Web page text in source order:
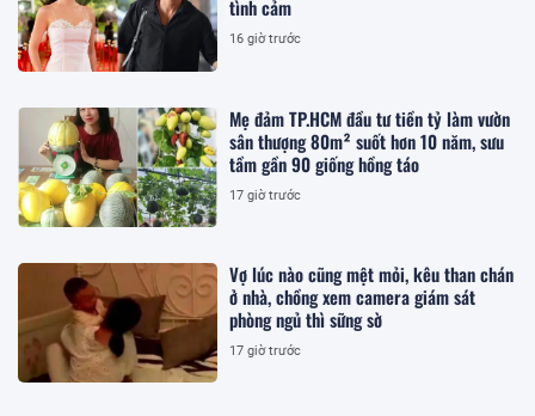
tình cảm
16 giờ trước
Mẹ đảm TP.HCM đầu tư tiền tỷ làm vườn
sân thượng 80m² suốt hơn 10 năm, sưu
tầm gần 90 giống hồng táo
17 giờ trước
Vợ lúc nào cũng mệt mỏi, kêu than chán
ở nhà, chồng xem camera giám sát
phòng ngủ thì sững sờ
17 giờ trước